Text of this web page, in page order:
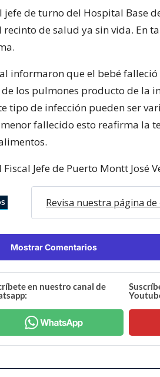
jefe de turno del Hospital Base
de salud ya sin vida. En
informaron que el bebé
los pulmones producto de la
tipo de infección pueden ser
fallecido esto reafirma la
Jefe de Puerto Montt José
Revisa nuestra página
Mostrar Comentarios
en nuestro canal de